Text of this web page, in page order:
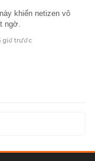
khiến netizen vô
ngờ.
giờ trước